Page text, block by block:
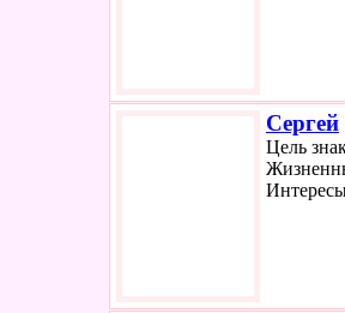
Сергей
Цель